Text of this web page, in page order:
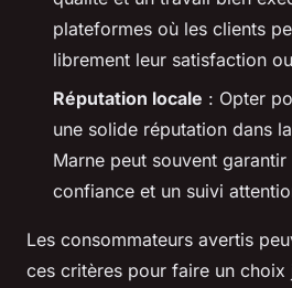
plateformes où les clients
librement leur satisfaction
Réputation locale : Opter
une solide réputation dans
Marne peut souvent
confiance et un suivi
Les consommateurs avertis
ces critères pour faire un choix